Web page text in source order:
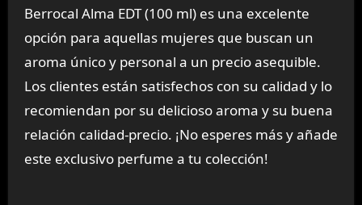
Berrocal Alma EDT (100 ml) es una excelente
opción para aquellas mujeres que buscan un
aroma único y personal a un precio asequible.
Los clientes están satisfechos con su calidad y lo
recomiendan por su delicioso aroma y su buena
relación calidad-precio. ¡No esperes más y añade
este exclusivo perfume a tu colección!